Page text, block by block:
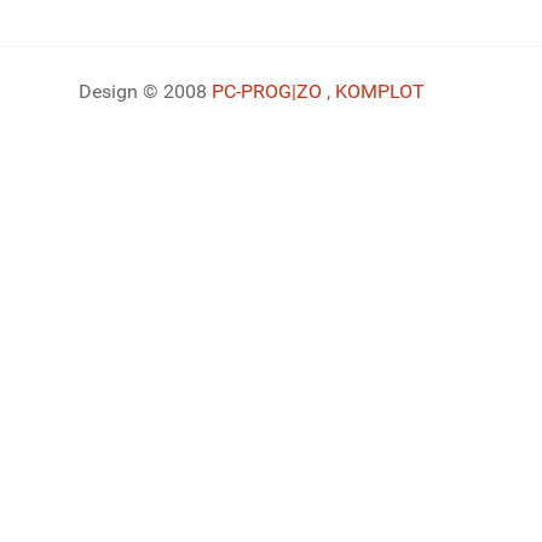
Design © 2008 PC-PROG|ZO , KOMPLOT